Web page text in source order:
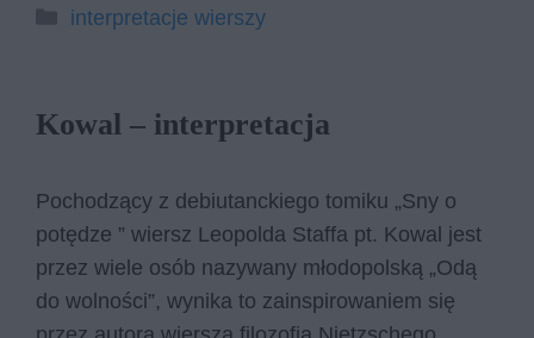
Kategorie
interpretacje wierszy
Kowal – interpretacja
Pochodzący z debiutanckiego tomiku „Sny o
potędze ” wiersz Leopolda Staffa pt. Kowal jest
przez wiele osób nazywany młodopolską „Odą
do wolności”, wynika to zainspirowaniem się